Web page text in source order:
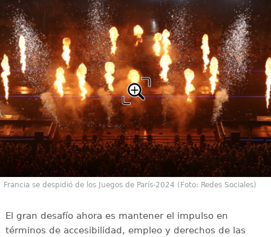
Francia se despidió de los Juegos de París-2024 (Foto: Redes Sociales)
El gran desafío ahora es mantener el impulso en
términos de accesibilidad, empleo y derechos de las